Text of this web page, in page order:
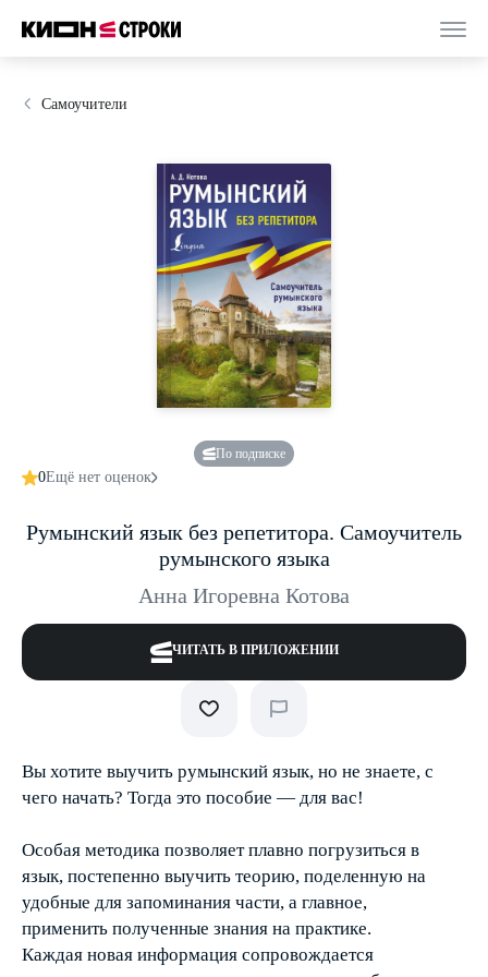
Самоучители
По подписке
0Ещё нет оценок
Румынский язык без репетитора. Самоучитель
румынского языка
Анна Игоревна Котова
ЧИТАТЬ В ПРИЛОЖЕНИИ
Вы хотите выучить румынский язык, но не знаете, с
чего начать? Тогда это пособие — для вас!
Особая методика позволяет плавно погрузиться в
язык, постепенно выучить теорию, поделенную на
удобные для запоминания части, а главное,
применить полученные знания на практике.
Каждая новая информация сопровождается